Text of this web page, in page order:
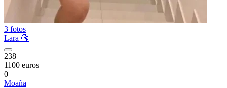
3 fotos
Lara 🔞
238
1100 euros
0
Moaña